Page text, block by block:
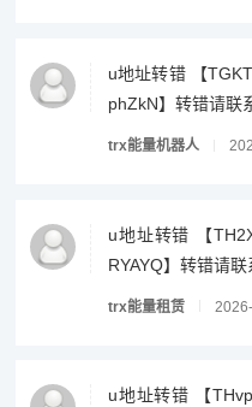
u地址转错 【
phZkN】转错请联
trx能量机器人
u地址转错 【
RYAYQ】转错请联
trx能量租赁
u地址转错 【